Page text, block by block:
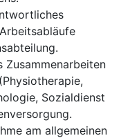
Zusammenarbeiten
Sozialdienst
am allgemeinen